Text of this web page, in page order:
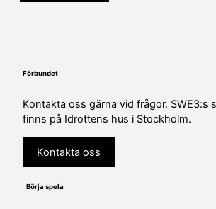
Förbundet
Kontakta oss gärna vid frågor. SWE3:s
finns på Idrottens hus i Stockholm.
Kontakta oss
Börja spela